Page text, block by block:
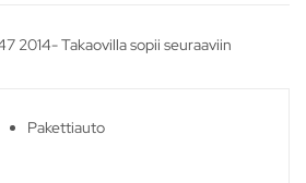
2014- Takaovilla sopii seuraaviin
Pakettiauto